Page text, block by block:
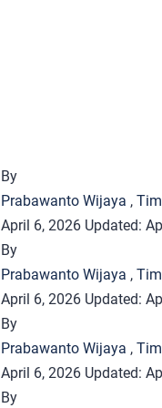
By
Prabawanto Wijaya ,
April 6, 2026 Updated:
By
Prabawanto Wijaya ,
April 6, 2026 Updated:
By
Prabawanto Wijaya ,
April 6, 2026 Updated:
By